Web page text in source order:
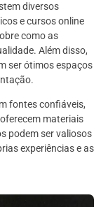
diversos
e cursos online
como as
Além disso,
ser ótimos espaços
fontes confiáveis,
materiais
podem ser valiosos
experiências e as